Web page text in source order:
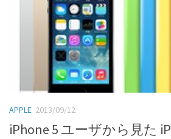
APPLE 2013/09/12
iPhone 5 ユーザから見た